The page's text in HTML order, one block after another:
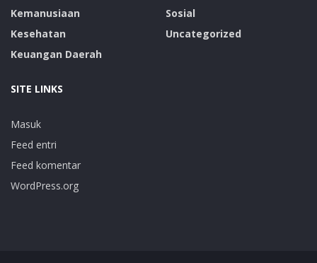
Kemanusiaan
Kesehatan
Keuangan Daerah
Sosial
Uncategorized
SITE LINKS
Masuk
Feed entri
Feed komentar
WordPress.org